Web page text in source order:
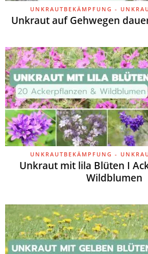
UNKRAUTBEKÄMPFUNG -
Unkraut auf Gehwegen
UNKRAUTBEKÄMPFUNG -
Unkraut mit lila Blüten I
Wildblumen